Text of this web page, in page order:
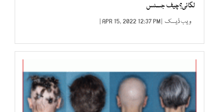
لگائی؟چیف جسٹس
ویب ڈیسک | APR 15, 2022 12:37 PM |